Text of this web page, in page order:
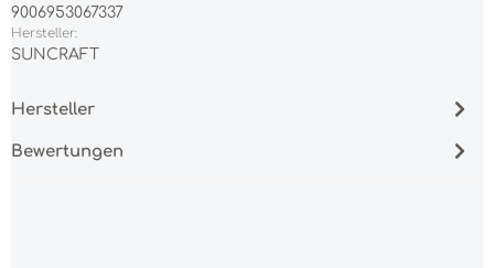
9006953067337
Hersteller:
SUNCRAFT
Hersteller
Bewertungen